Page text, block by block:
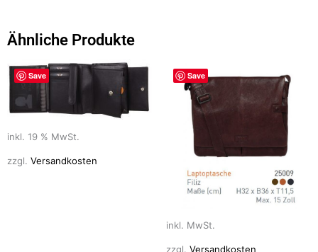
b
o
o
k
d
o
n
Ähnliche Produkte
Save
inkl. 19 % MwSt.
zzgl. Versandkosten
Save
inkl. MwSt.
zzgl. Versandkosten
Dieses
Produkt
weist
mehrere
Varianten
Optionen
auf